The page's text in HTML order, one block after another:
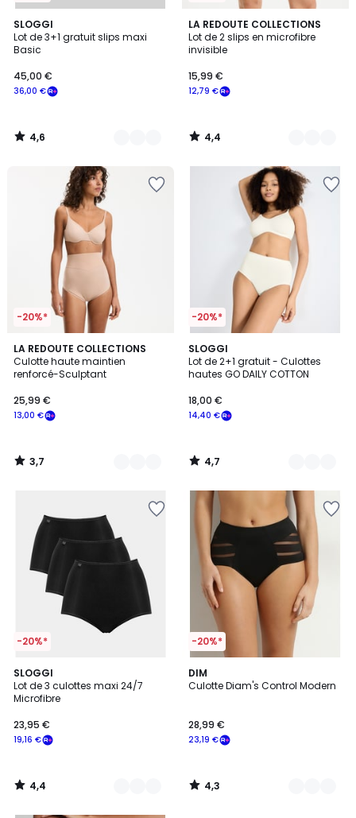
SLOGGI
Lot de 3+1 gratuit slips maxi
Basic
36,00 €
45,00 €
4,6
/ 5
4
Couleurs
4,6
/
LA REDOUTE COLLECTIONS
Lot de 2 slips en microfibre
invisible
12,79 €
15,99 €
4,4
/ 5
2
Couleurs
4,4
/
-20%*
LA REDOUTE COLLECTIONS
Culotte haute maintien
renforcé-Sculptant
13,00 €
25,99 €
3,7
/ 5
2
Couleurs
3,7
/
-20%*
SLOGGI
Lot de 2+1 gratuit - Culottes
hautes GO DAILY COTTON
14,40 €
18,00 €
4,7
/ 5
3
Couleurs
4,7
/
-20%*
SLOGGI
Lot de 3 culottes maxi 24/7
Microfibre
19,16 €
23,95 €
4,4
/ 5
2
Couleurs
4,4
/
-20%*
DIM
Culotte Diam's Control Modern
23,19 €
28,99 €
4,3
/ 5
2
Couleurs
4,3
/